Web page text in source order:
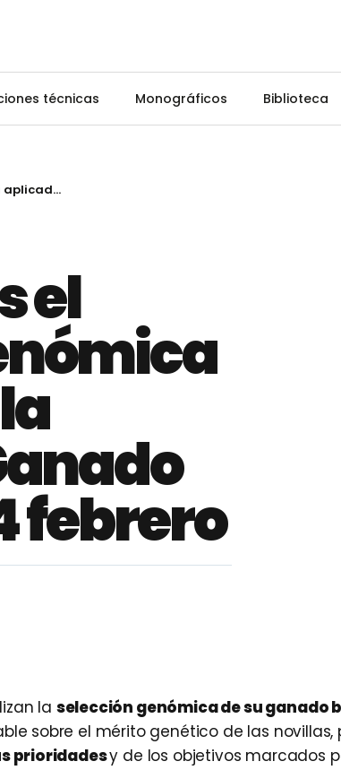
técnicas Monográficos Biblioteca
No te pierdas el webinar "Genómica aplicada en la Gestión de Ganado Bovino" el 24 febrero
el
febrero
la selección genómica de su ganado
sobre el mérito genético de las
prioridadesy de los objetivos marcados